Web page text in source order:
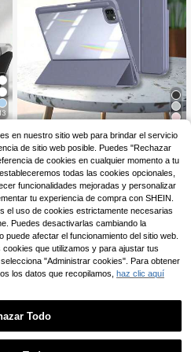
Funda para Tablet Compatible con I
pad A16 11ª/10ª Generación, 9ª/8ª/
7ª 10.2 Pulgadas, Air 10.9" 11", Pro 1
1, Air 13, Pro 12.9 con Accesorio de
Piel PU Plegable
5
en nuestro sitio web para brindar el servicio
de sitio web posible. Puedes "Rechazar
de cookies en cualquier momento a tu
todas las cookies opcionales,
funcionalidades mejoradas y personalizar
tu experiencia de compra con SHEIN.
el uso de cookies estrictamente necesarias
Puedes desactivarlas cambiando la
afectar el funcionamiento del sitio web.
que utilizamos y para ajustar tus
"Administrar cookies". Para obtener
los datos que recopilamos, haz clic aquí
Todo